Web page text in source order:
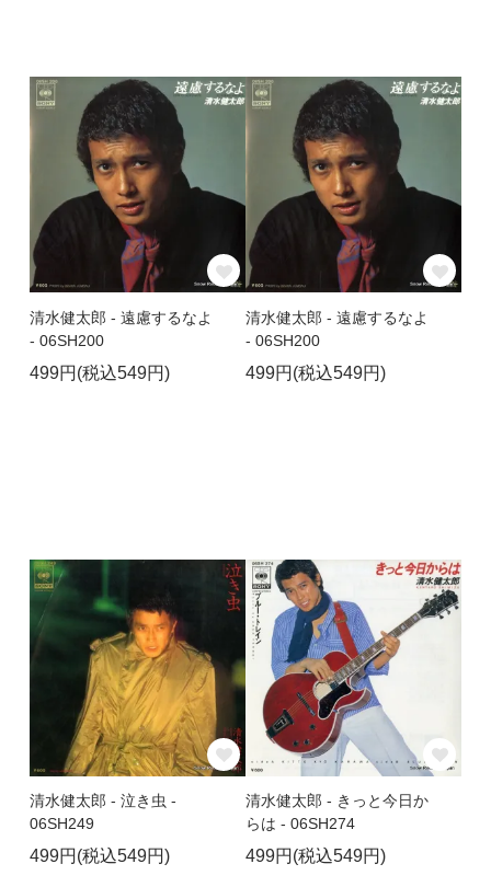
清水健太郎 - 遠慮するなよ
- 06SH200
499円(税込549円)
清水健太郎 - 遠慮するなよ
- 06SH200
499円(税込549円)
清水健太郎 - 泣き虫 -
06SH249
499円(税込549円)
清水健太郎 - きっと今日か
らは - 06SH274
499円(税込549円)